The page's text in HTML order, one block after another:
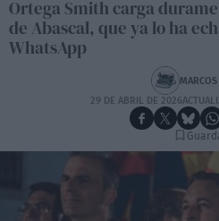
Ortega Smith carga
de Abascal, que ya lo ha
WhatsApp
29 DE ABRIL DE 2026